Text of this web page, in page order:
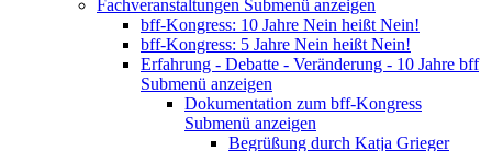
Fachveranstaltungen Submenü anzeigen
bff-Kongress: 10 Jahre Nein heißt Nein!
bff-Kongress: 5 Jahre Nein heißt Nein!
Erfahrung - Debatte - Veränderung - 10 Jahre bff
Submenü anzeigen
Dokumentation zum bff-Kongress
Submenü anzeigen
Begrüßung durch Katja Grieger